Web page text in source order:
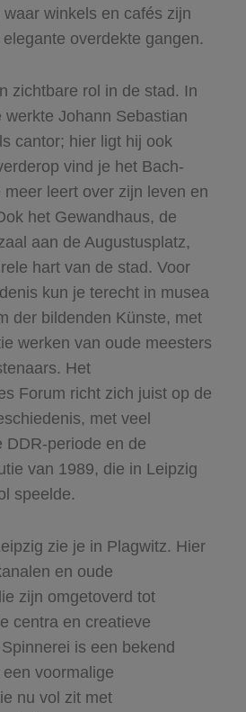
winkels en cafés zijn
overdekte gangen.
zichtbare rol in de stad. In
werkte Johann Sebastian
cantor; hier ligt hij ook
vind je het Bach-
leert over zijn leven en
het Gewandhaus, de
aan de Augustusplatz,
hart van de stad. Voor
kun je terecht in musea
der bildenden Künste, met
werken van oude meesters
Het
Forum richt zich juist op de
met veel
DDR-periode en de
van 1989, die in Leipzig
speelde.
zie je in Plagwitz. Hier
en oude
zijn omgetoverd tot
centra en creatieve
is een bekend
voormalige
nu vol zit met